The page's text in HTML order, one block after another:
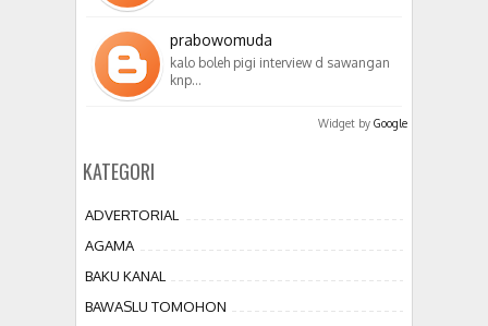
prabowomuda
kalo boleh pigi interview d sawangan
knp…
Widget by Google
KATEGORI
ADVERTORIAL
AGAMA
BAKU KANAL
BAWASLU TOMOHON